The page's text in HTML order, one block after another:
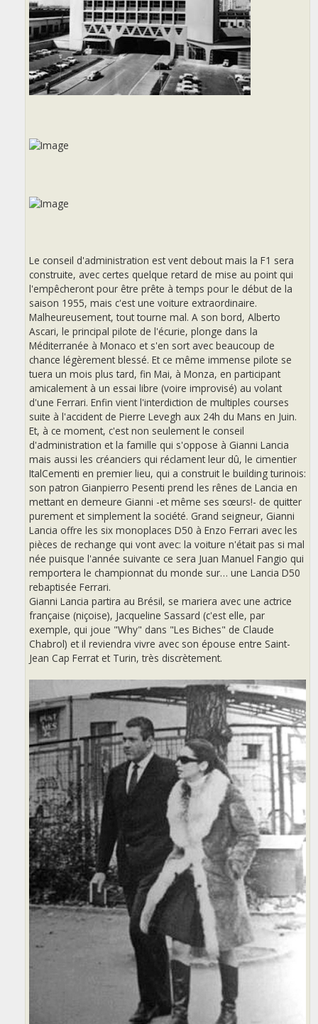
Le conseil d'administration est vent debout mais la F1 sera
construite, avec certes quelque retard de mise au point qui
l'empêcheront pour être prête à temps pour le début de la
saison 1955, mais c'est une voiture extraordinaire.
Malheureusement, tout tourne mal. A son bord, Alberto
Ascari, le principal pilote de l'écurie, plonge dans la
Méditerranée à Monaco et s'en sort avec beaucoup de
chance légèrement blessé. Et ce même immense pilote se
tuera un mois plus tard, fin Mai, à Monza, en participant
amicalement à un essai libre (voire improvisé) au volant
d'une Ferrari. Enfin vient l'interdiction de multiples courses
suite à l'accident de Pierre Levegh aux 24h du Mans en Juin.
Et, à ce moment, c'est non seulement le conseil
d'administration et la famille qui s'oppose à Gianni Lancia
mais aussi les créanciers qui réclament leur dû, le cimentier
ItalCementi en premier lieu, qui a construit le building turinois:
son patron Gianpierro Pesenti prend les rênes de Lancia en
mettant en demeure Gianni -et même ses sœurs!- de quitter
purement et simplement la société. Grand seigneur, Gianni
Lancia offre les six monoplaces D50 à Enzo Ferrari avec les
pièces de rechange qui vont avec: la voiture n'était pas si mal
née puisque l'année suivante ce sera Juan Manuel Fangio qui
remportera le championnat du monde sur… une Lancia D50
rebaptisée Ferrari.
Gianni Lancia partira au Brésil, se mariera avec une actrice
française (niçoise), Jacqueline Sassard (c'est elle, par
exemple, qui joue "Why" dans "Les Biches" de Claude
Chabrol) et il reviendra vivre avec son épouse entre Saint-
Jean Cap Ferrat et Turin, très discrètement.